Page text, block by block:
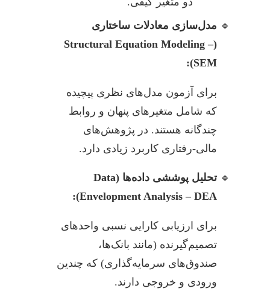
مدل‌سازی معادلات ساختاری
(Structural Equation Modeling –
SEM):
برای آزمون مدل‌های نظری پیچیده
که شامل متغیرهای پنهان و روابط
چندگانه هستند. در پژوهش‌های
مالی-رفتاری کاربرد زیادی دارد.
تحلیل پوششی داده‌ها (Data
Envelopment Analysis – DEA):
برای ارزیابی کارایی نسبی واحدهای
تصمیم‌گیرنده (مانند بانک‌ها،
صندوق‌های سرمایه‌گذاری) که چندین
ورودی و خروجی دارند.